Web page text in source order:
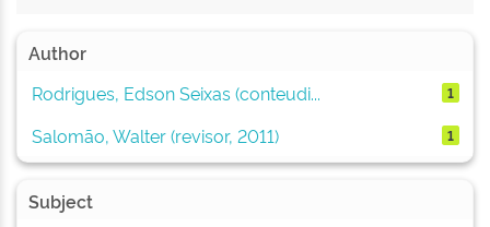
Author
Rodrigues, Edson Seixas (conteudi...
1
Salomão, Walter (revisor, 2011) 1
Subject